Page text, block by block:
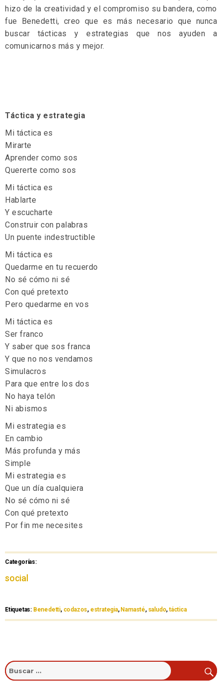
hizo de la creatividad y el compromiso su bandera, como
fue Benedetti, creo que es más necesario que nunca
buscar tácticas y estrategias que nos ayuden a
comunicarnos más y mejor.
Táctica y estrategia
Mi táctica es
Mirarte
Aprender como sos
Quererte como sos
Mi táctica es
Hablarte
Y escucharte
Construir con palabras
Un puente indestructible
Mi táctica es
Quedarme en tu recuerdo
No sé cómo ni sé
Con qué pretexto
Pero quedarme en vos
Mi táctica es
Ser franco
Y saber que sos franca
Y que no nos vendamos
Simulacros
Para que entre los dos
No haya telón
Ni abismos
Mi estrategia es
En cambio
Más profunda y más
Simple
Mi estrategia es
Que un día cualquiera
No sé cómo ni sé
Con qué pretexto
Por fin me necesites
Categorías:
social
Etiquetas: Benedetti, codazos, estrategia, Namasté, saludo,táctica